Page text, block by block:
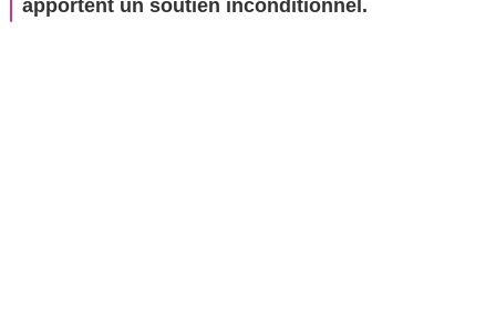
apportent un soutien inconditionnel.